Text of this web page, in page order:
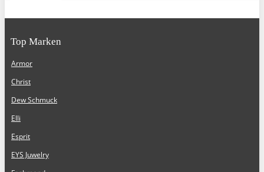
Top Marken
Armor
Christ
Dew Schmuck
Elli
Esprit
EYS Juwelry